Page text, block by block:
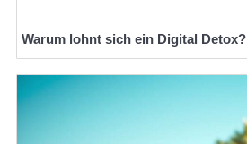
Warum lohnt sich ein Digital Detox?